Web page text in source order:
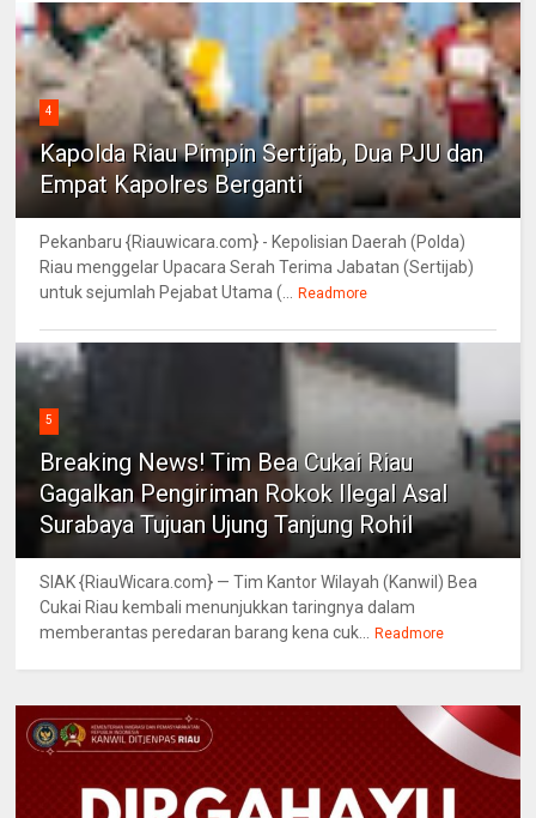
4
Kapolda Riau Pimpin Sertijab, Dua PJU dan
Empat Kapolres Berganti
Pekanbaru {Riauwicara.com} - Kepolisian Daerah (Polda)
Riau menggelar Upacara Serah Terima Jabatan (Sertijab)
untuk sejumlah Pejabat Utama (...
Readmore
5
Breaking News! Tim Bea Cukai Riau
Gagalkan Pengiriman Rokok Ilegal Asal
Surabaya Tujuan Ujung Tanjung Rohil
SIAK {RiauWicara.com} — Tim Kantor Wilayah (Kanwil) Bea
Cukai Riau kembali menunjukkan taringnya dalam
memberantas peredaran barang kena cuk...
Readmore